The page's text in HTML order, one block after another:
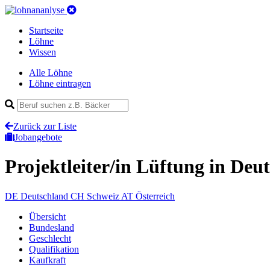
Startseite
Löhne
Wissen
Alle Löhne
Löhne eintragen
Zurück zur Liste
Jobangebote
Projektleiter/in Lüftung in
DE Deutschland CH Schweiz AT Österreich
Übersicht
Bundesland
Geschlecht
Qualifikation
Kaufkraft